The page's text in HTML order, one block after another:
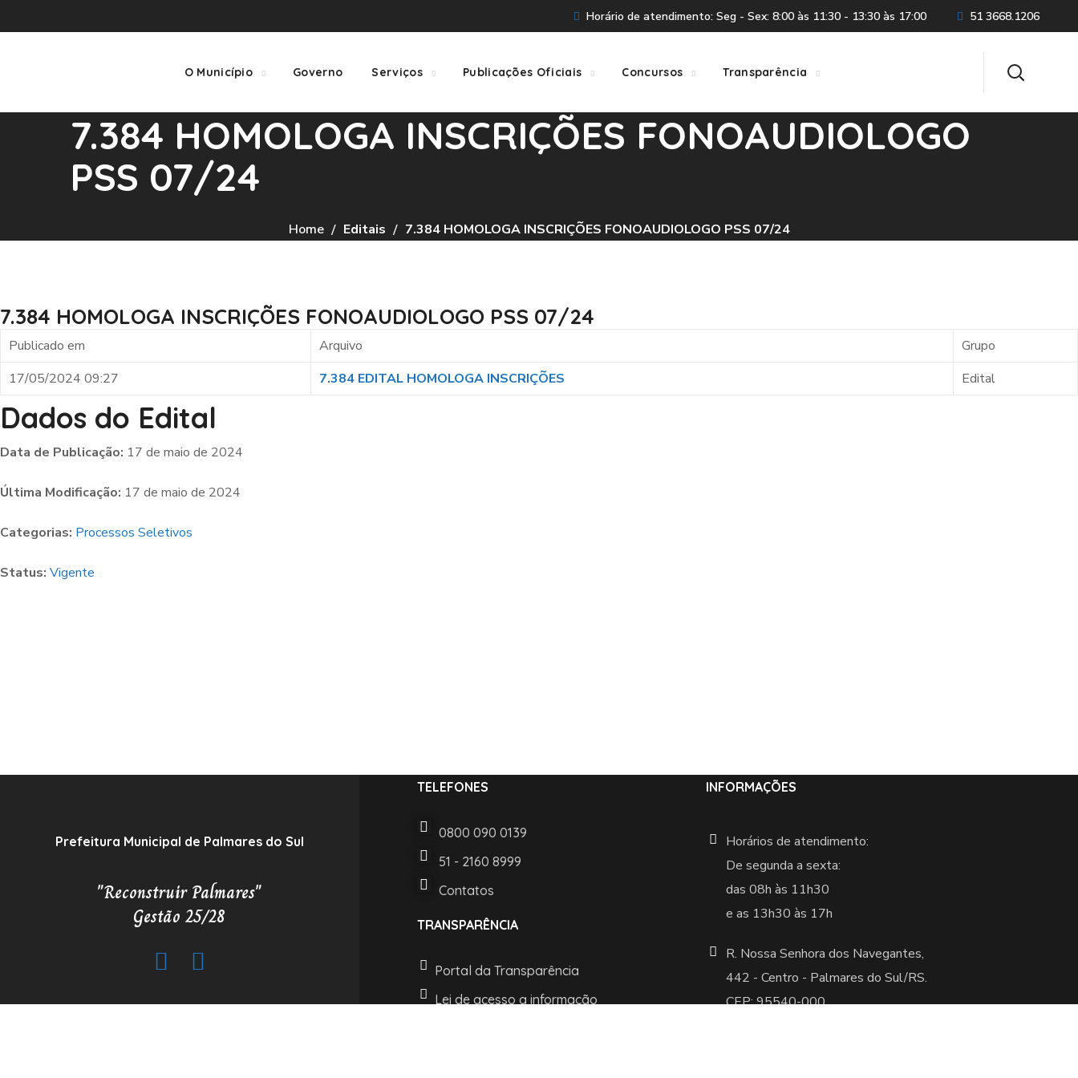
Horário de atendimento: Seg - Sex: 8:00 às 11:30 - 13:30 às 17:00 51 3668.1206
O Município Governo Serviços Publicações Oficiais Concursos Transparência
7.384 HOMOLOGA INSCRIÇÕES FONOAUDIOLOGO
PSS 07/24
Home Editais 7.384 HOMOLOGA INSCRIÇÕES FONOAUDIOLOGO PSS 07/24
7.384 HOMOLOGA INSCRIÇÕES FONOAUDIOLOGO PSS 07/24
Publicado em Arquivo
Grupo
17/05/2024 09:27
7.384 EDITAL HOMOLOGA INSCRIÇÕES Edital
Dados do Edital
Data de Publicação: 17 de maio de 2024
Última Modificação: 17 de maio de 2024
Categorias: Processos Seletivos
Status: Vigente
Prefeitura Municipal de Palmares do Sul
"Reconstruir Palmares"
Gestão 25/28
TELEFONES
0800 090 0139
51 - 2160 8999
Contatos
TRANSPARÊNCIA
Portal da Transparência
Lei de acesso a informação
INFORMAÇÕES
Horários de atendimento:
De segunda a sexta:
das 08h às 11h30
e as 13h30 às 17h
R. Nossa Senhora dos Navegantes,
442 -Centro - Palmares do Sul/RS.
CEP: 95540-000